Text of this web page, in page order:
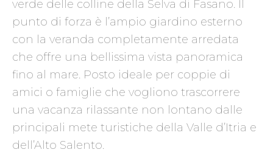
verde delle colline della Selva di Fasano. Il
punto di forza è l’ampio giardino esterno
con la veranda completamente arredata
che offre una bellissima vista panoramica
fino al mare. Posto ideale per coppie di
amici o famiglie che vogliono trascorrere
una vacanza rilassante non lontano dalle
principali mete turistiche della Valle d’Itria e
dell’Alto Salento.